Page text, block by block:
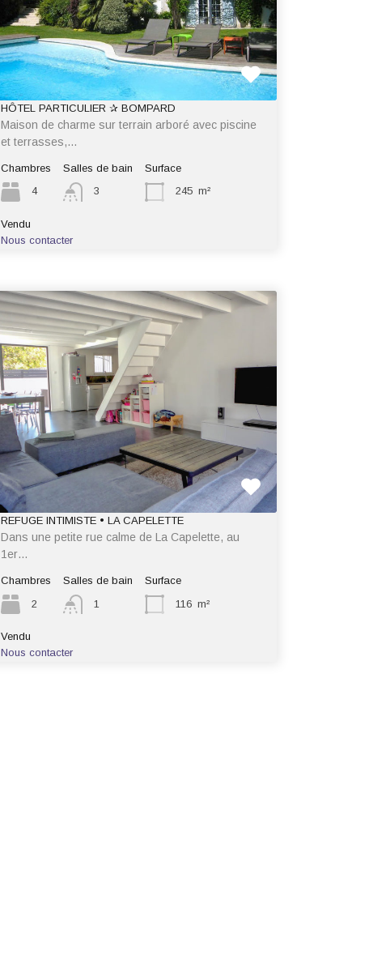
HÔTEL PARTICULIER ✰ BOMPARD
Maison de charme sur terrain arboré avec piscine
et terrasses,…
Chambres
4
Salles de bain
3
Surface
245 m²
Vendu
Nous contacter
REFUGE INTIMISTE • LA CAPELETTE
Dans une petite rue calme de La Capelette, au
1er…
Chambres
2
Salles de bain
1
Surface
116 m²
Vendu
Nous contacter